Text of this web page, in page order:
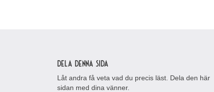
Dela denna sida
Låt andra få veta vad du precis läst. Dela den här
sidan med dina vänner.